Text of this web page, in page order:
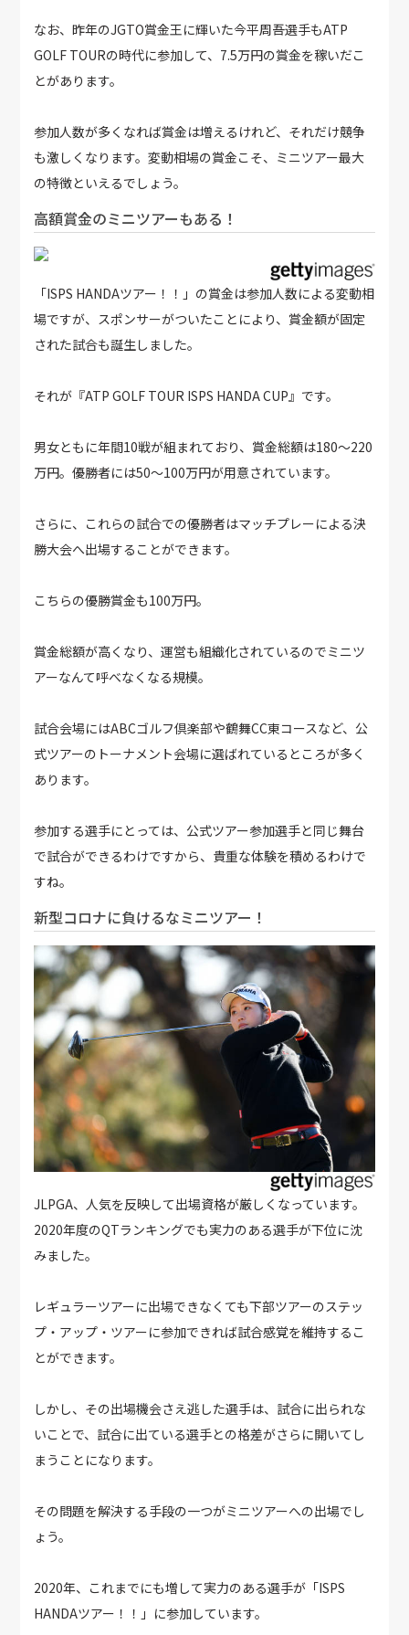
なお、昨年のJGTO賞金王に輝いた今平周吾選手もATP
GOLF TOURの時代に参加して、7.5万円の賞金を稼いだこ
とがあります。
参加人数が多くなれば賞金は増えるけれど、それだけ競争
も激しくなります。変動相場の賞金こそ、ミニツアー最大
の特徴といえるでしょう。
高額賞金のミニツアーもある！
「ISPS HANDAツアー！！」の賞金は参加人数による変動相
場ですが、スポンサーがついたことにより、賞金額が固定
された試合も誕生しました。
それが『ATP GOLF TOUR ISPS HANDA CUP』です。
男女ともに年間10戦が組まれており、賞金総額は180〜220
万円。優勝者には50〜100万円が用意されています。
さらに、これらの試合での優勝者はマッチプレーによる決
勝大会へ出場することができます。
こちらの優勝賞金も100万円。
賞金総額が高くなり、運営も組織化されているのでミニツ
アーなんて呼べなくなる規模。
試合会場にはABCゴルフ倶楽部や鶴舞CC東コースなど、公
式ツアーのトーナメント会場に選ばれているところが多く
あります。
参加する選手にとっては、公式ツアー参加選手と同じ舞台
で試合ができるわけですから、貴重な体験を積めるわけで
すね。
新型コロナに負けるなミニツアー！
JLPGA、人気を反映して出場資格が厳しくなっています。
2020年度のQTランキングでも実力のある選手が下位に沈
みました。
レギュラーツアーに出場できなくても下部ツアーのステッ
プ・アップ・ツアーに参加できれば試合感覚を維持するこ
とができます。
しかし、その出場機会さえ逃した選手は、試合に出られな
いことで、試合に出ている選手との格差がさらに開いてし
まうことになります。
その問題を解決する手段の一つがミニツアーへの出場でし
ょう。
2020年、これまでにも増して実力のある選手が「ISPS
HANDAツアー！！」に参加しています。